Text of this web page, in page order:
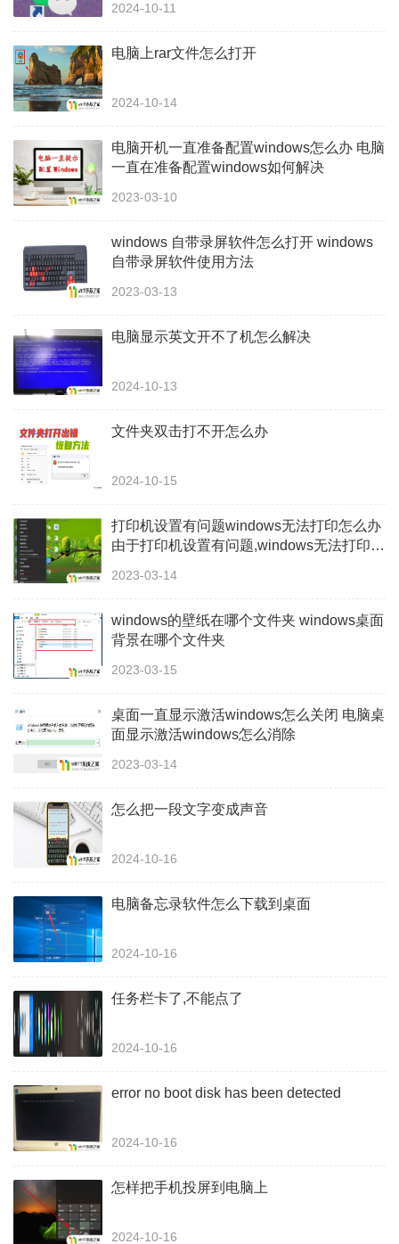
2024-10-11
电脑上rar文件怎么打开
2024-10-14
电脑开机一直准备配置windows怎么办 电脑
一直在准备配置windows如何解决
2023-03-10
windows 自带录屏软件怎么打开 windows
自带录屏软件使用方法
2023-03-13
电脑显示英文开不了机怎么解决
2024-10-13
文件夹双击打不开怎么办
2024-10-15
打印机设置有问题windows无法打印怎么办
由于打印机设置有问题,windows无法打印如
2023-03-14
windows的壁纸在哪个文件夹 windows桌面
背景在哪个文件夹
2023-03-15
桌面一直显示激活windows怎么关闭 电脑桌
面显示激活windows怎么消除
2023-03-14
怎么把一段文字变成声音
2024-10-16
电脑备忘录软件怎么下载到桌面
2024-10-16
任务栏卡了,不能点了
2024-10-16
error no boot disk has been detected
2024-10-16
怎样把手机投屏到电脑上
2024-10-16